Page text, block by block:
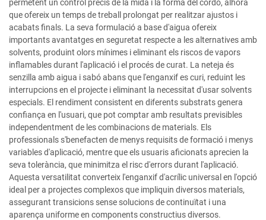
permetent un control precís de la mida i la forma del cordó, alhora
que ofereix un temps de treball prolongat per realitzar ajustos i
acabats finals. La seva formulació a base d'aigua ofereix
importants avantatges en seguretat respecte a les alternatives amb
solvents, produint olors mínimes i eliminant els riscos de vapors
inflamables durant l'aplicació i el procés de curat. La neteja és
senzilla amb aigua i sabó abans que l'enganxif es curi, reduint les
interrupcions en el projecte i eliminant la necessitat d'usar solvents
especials. El rendiment consistent en diferents substrats genera
confiança en l'usuari, que pot comptar amb resultats previsibles
independentment de les combinacions de materials. Els
professionals s'benefacten de menys requisits de formació i menys
variables d'aplicació, mentre que els usuaris aficionats aprecien la
seva tolerància, que minimitza el risc d'errors durant l'aplicació.
Aquesta versatilitat converteix l'enganxif d'acrílic universal en l'opció
ideal per a projectes complexos que impliquin diversos materials,
assegurant transicions sense solucions de continuïtat i una
aparença uniforme en components constructius diversos.